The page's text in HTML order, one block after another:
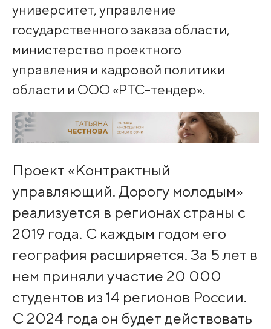
университет, управление
государственного заказа области,
министерство проектного
управления и кадровой политики
области и ООО «РТС-тендер».
Проект «Контрактный
управляющий. Дорогу молодым»
реализуется в регионах страны с
2019 года. С каждым годом его
география расширяется. За 5 лет в
нем приняли участие 20 000
студентов из 14 регионов России.
С 2024 года он будет действовать